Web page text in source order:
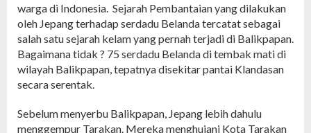
warga di Indonesia. Sejarah Pembantaian yang dilakukan
oleh Jepang terhadap serdadu Belanda tercatat sebagai
salah satu sejarah kelam yang pernah terjadi di Balikpapan.
Bagaimana tidak ? 75 serdadu Belanda di tembak mati di
wilayah Balikpapan, tepatnya disekitar pantai Klandasan
secara serentak.
Sebelum menyerbu Balikpapan, Jepang lebih dahulu
menggempur Tarakan. Mereka menghujani Kota Tarakan